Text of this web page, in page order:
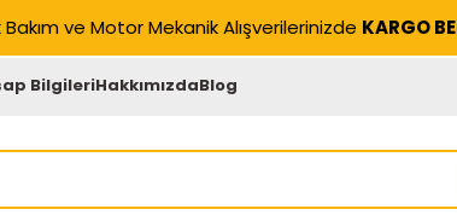
ve Motor Mekanik Alışverilerinizde KARGO
BilgileriHakkımızdaBlog